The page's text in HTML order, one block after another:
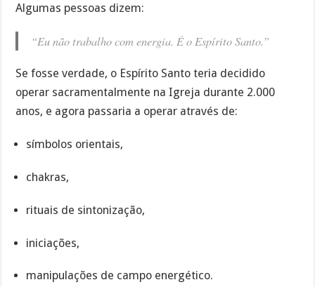
Algumas pessoas dizem:
“Eu não trabalho com energia. É o Espírito Santo.”
Se fosse verdade, o Espírito Santo teria decidido
operar sacramentalmente na Igreja durante 2.000
anos, e agora passaria a operar através de:
símbolos orientais,
chakras,
rituais de sintonização,
iniciações,
manipulações de campo energético.